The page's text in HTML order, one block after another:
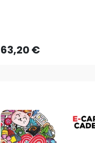
63,20 €AJOUTER AU PANIER